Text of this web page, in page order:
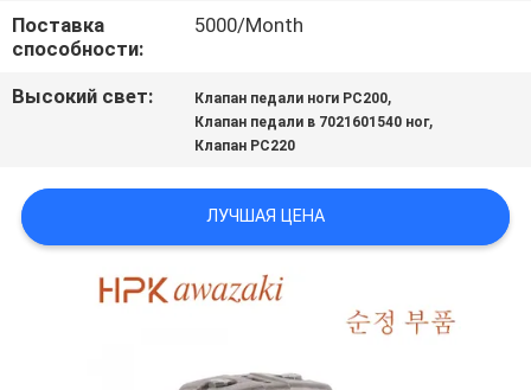
СЛУЧАИ
PRIVACY
POLICY
Поставка
способности:
5000/Month
Высокий свет: Клапан педали ноги PC200,
Клапан педали в 7021601540 ног,
Клапан PC220
ЛУЧШАЯ ЦЕНА